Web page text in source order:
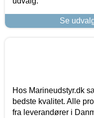
Se
Hos Marineudstyr.dk
bedste kvalitet. Alle
fra leverandører i